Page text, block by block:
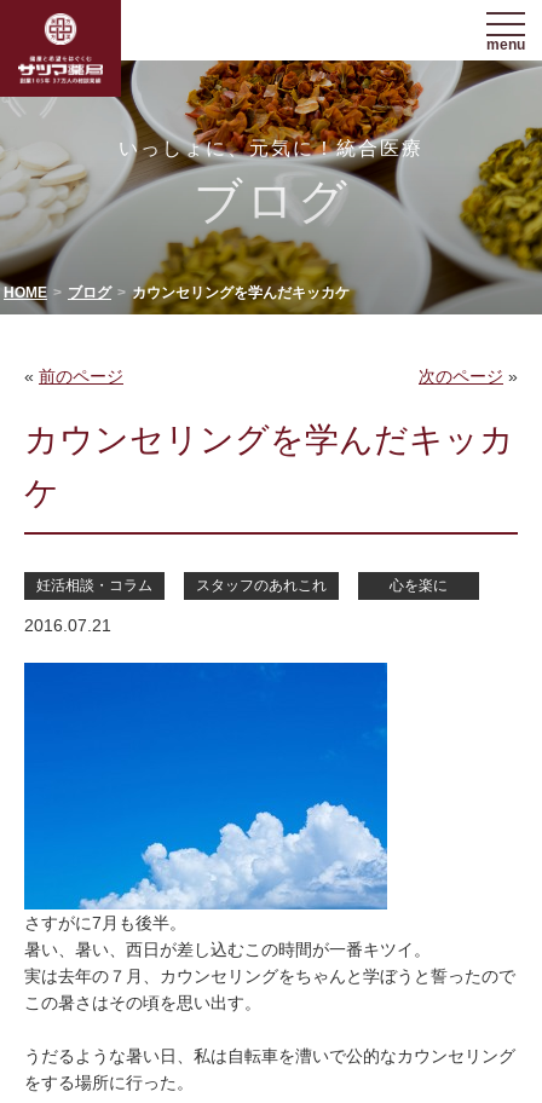
menu
いっしょに、元気に！統合医療
ブログ
HOME ブログ カウンセリングを学んだキッカケ
« 前のページ 次のページ »
カウンセリングを学んだキッカ
ケ
妊活相談・コラム スタッフのあれこれ 心を楽に
2016.07.21
さすがに7月も後半。
暑い、暑い、西日が差し込むこの時間が一番キツイ。
実は去年の７月、カウンセリングをちゃんと学ぼうと誓ったので
この暑さはその頃を思い出す。
うだるような暑い日、私は自転車を漕いで公的なカウンセリング
をする場所に行った。